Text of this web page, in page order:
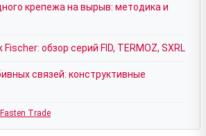
крепежа на вырыв: методика и
обзор серий FID, TERMOZ, SXRL
связей: конструктивные
Trade